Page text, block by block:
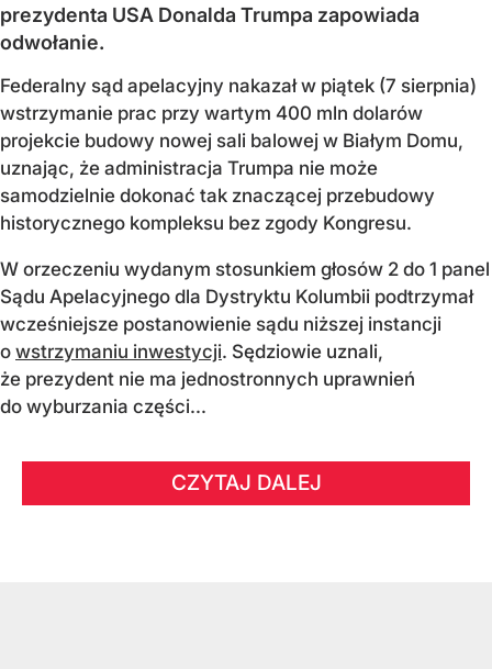
prezydenta USA Donalda Trumpa zapowiada
odwołanie.
Federalny sąd apelacyjny nakazał w piątek (7 sierpnia)
wstrzymanie prac przy wartym 400 mln dolarów
projekcie budowy nowej sali balowej w Białym Domu,
uznając, że administracja Trumpa nie może
samodzielnie dokonać tak znaczącej przebudowy
historycznego kompleksu bez zgody Kongresu.
W orzeczeniu wydanym stosunkiem głosów 2 do 1 panel
Sądu Apelacyjnego dla Dystryktu Kolumbii podtrzymał
wcześniejsze postanowienie sądu niższej instancji
o wstrzymaniu inwestycji. Sędziowie uznali,
że prezydent nie ma jednostronnych uprawnień
do wyburzania części...
CZYTAJ DALEJ